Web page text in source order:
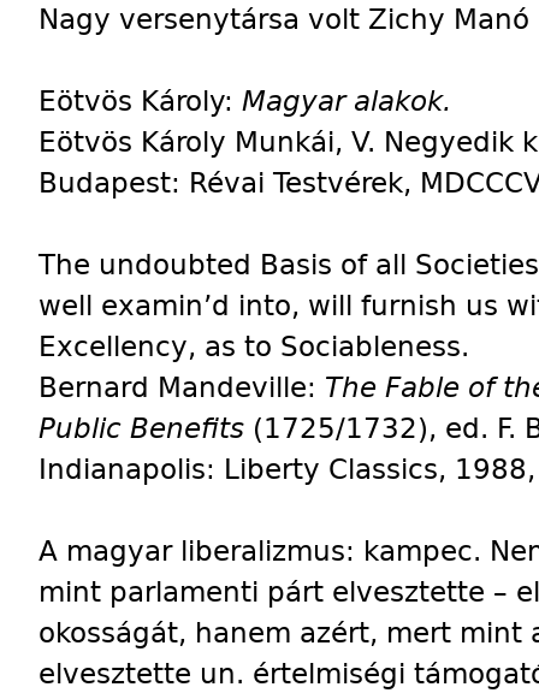
Nagy versenytársa volt Zichy Manó
Eötvös Károly: Magyar alakok.
Eötvös Károly Munkái, V. Negyedik
Budapest: Révai Testvérek,
The undoubted Basis of all
well examin’d into, will furnish us
Excellency, as to Sociableness.
Bernard Mandeville: The Fable of
Public Benefits (1725/1732), ed. F.
Indianapolis: Liberty Classics,
A magyar liberalizmus: kampec.
mint parlamenti párt elvesztette –
okosságát, hanem azért, mert mint
elvesztette un. értelmiségi